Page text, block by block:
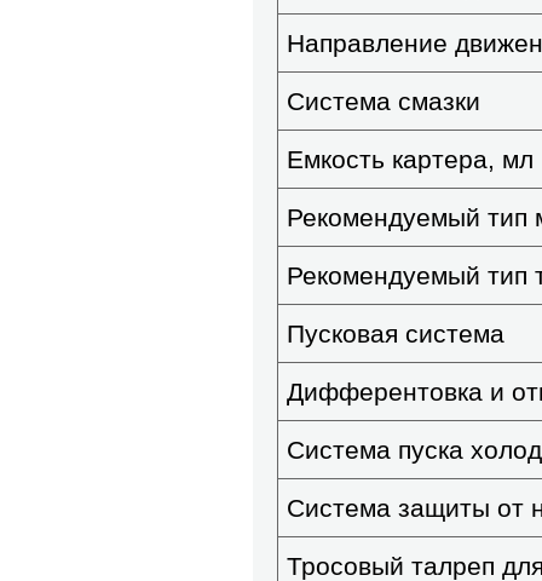
Направление
Система смазки
Емкость картера, мл
Рекомендуемый тип
Рекомендуемый тип
Пусковая система
Дифферентовка и
Система пуска
Система защиты от
Тросовый талреп